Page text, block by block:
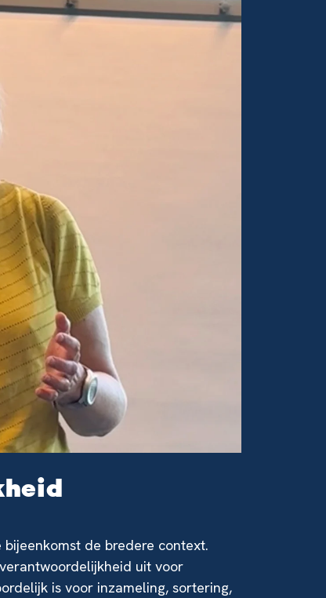
de bredere context.
uit voor
is voor inzameling, sortering,